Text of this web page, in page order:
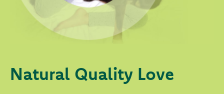
Natural Quality Love